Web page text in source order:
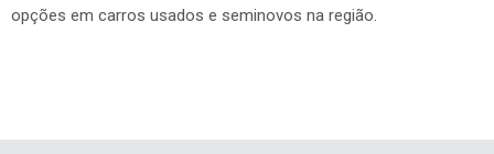
opções em carros usados e seminovos na região.